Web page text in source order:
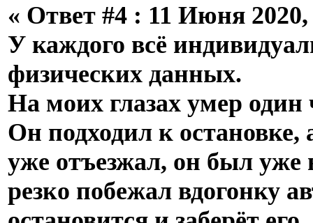
« Ответ #4 : 11 Июня 2020,
У каждого всё
физических данных.
На моих глазах умер один
Он подходил к
уже отъезжал, он был уже
резко побежал вдогонку